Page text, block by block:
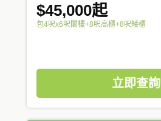
$45,000起
包4呎x6呎閣樓+8呎高櫃+8呎矮櫃
立即查詢